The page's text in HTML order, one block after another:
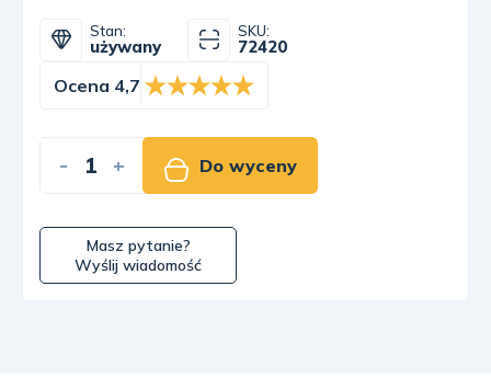
Stan:
używany
SKU:
72420
Ocena 4,7
- + Do wyceny
Masz pytanie?
Wyślij wiadomość